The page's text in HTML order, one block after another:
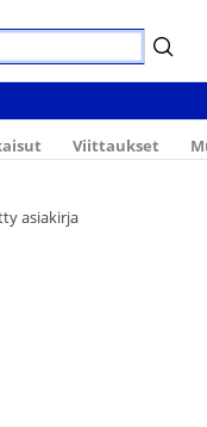
Viittaukset
asiakirja